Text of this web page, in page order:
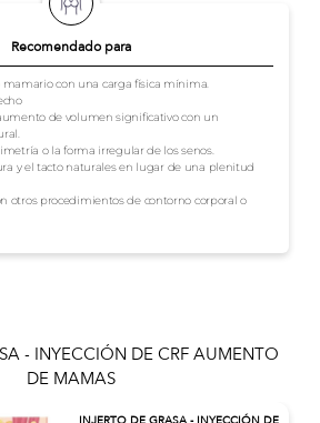
Recomendado para
mamario con una carga física mínima.
de volumen significativo con un
o la forma irregular de los senos.
y el tacto naturales en lugar de una plenitud
otros procedimientos de contorno corporal o
- INYECCIÓN DE CRF AUMENTO
DE MAMAS